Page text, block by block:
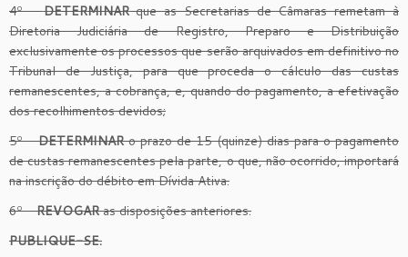
4º –DETERMINARque as Secretarias de Câmaras remetam à
Diretoria Judiciária de Registro, Preparo e Distribuição
exclusivamente os processos que serão arquivados em definitivo no
Tribunal de Justiça, para que proceda o cálculo das custas
remanescentes, a cobrança, e, quando do pagamento, a efetivação
dos recolhimentos devidos;
5º –DETERMINARo prazo de 15 (quinze) dias para o pagamento
de custas remanescentes pela parte, o que, não ocorrido, importará
na inscrição do débito em Dívida Ativa.
6º –REVOGARas disposições anteriores.
PUBLIQUE-SE.